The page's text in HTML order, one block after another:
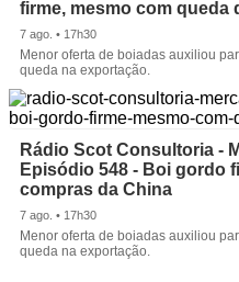
firme, mesmo com queda
7 ago. • 17h30
Menor oferta de boiadas auxiliou
queda na exportação.
Rádio Scot Consultoria -
Episódio 548 - Boi gordo
compras da China
7 ago. • 17h30
Menor oferta de boiadas auxiliou
queda na exportação.